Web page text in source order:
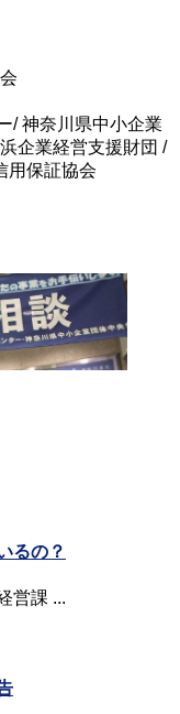
/ 神奈川県中小企業
企業経営支援財団 /
用保証協会
るの？
営課 ...